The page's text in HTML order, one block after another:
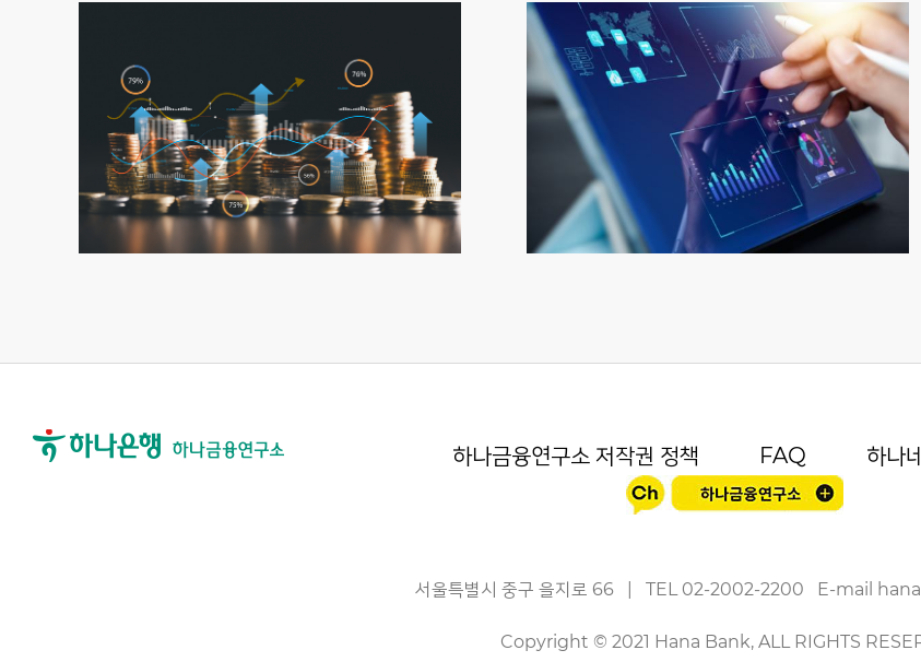
하나금융연구소 저작권 정책 FAQ 하나
서울특별시 중구 을지로 66| TEL 02-2002-2200 E-mail
Copyright © 2021 Hana Bank, ALL RIGHTS